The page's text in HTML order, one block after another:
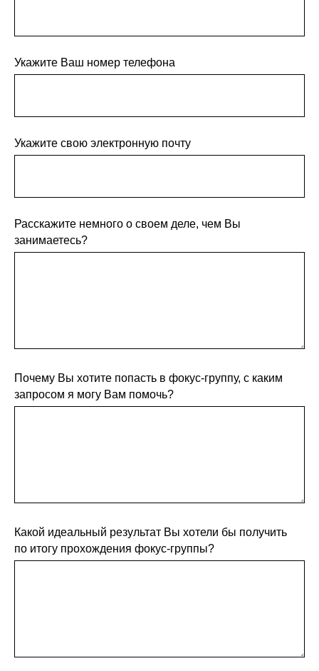
Укажите Ваш номер телефона
Укажите свою электронную почту
Расскажите немного о своем деле, чем Вы
занимаетесь?
Почему Вы хотите попасть в фокус-группу, с каким
запросом я могу Вам помочь?
Какой идеальный результат Вы хотели бы получить
по итогу прохождения фокус-группы?